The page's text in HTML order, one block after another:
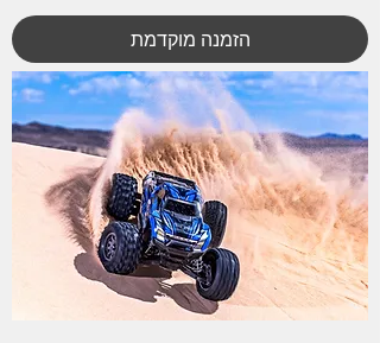
הזמנה מוקדמת